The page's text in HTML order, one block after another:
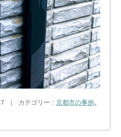
｜ カテゴリー：京都市の事例 ,